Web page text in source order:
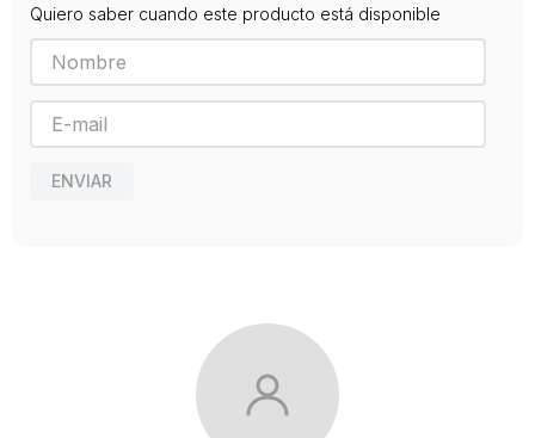
Editorial
NORMA
Año de publicación
2010
Quiero saber cuando este producto está disponible
ENVIAR